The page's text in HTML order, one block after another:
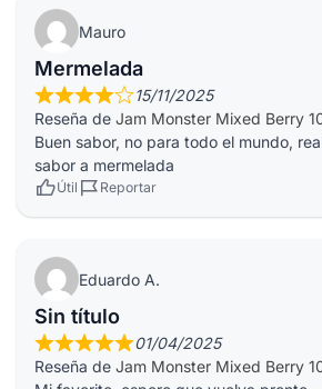
Mauro
Mermelada
15/11/2025
Reseña de Jam Monster Mixed Berry
Buen sabor, no para todo el mundo,
sabor a mermelada
Útil Reportar
Eduardo A.
Sin título
01/04/2025
Reseña de Jam Monster Mixed Berry